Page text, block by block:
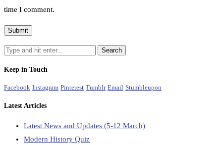
time I comment.
Keep in Touch
Facebook Instagram Pinterest Tumblr Email Stumbleupon
Latest Articles
Latest News and Updates (5-12 March)
Modern History Quiz